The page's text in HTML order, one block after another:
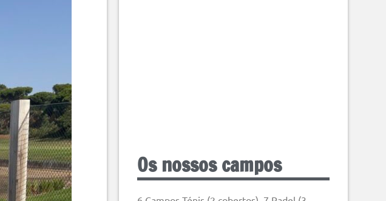
Os nossos campos